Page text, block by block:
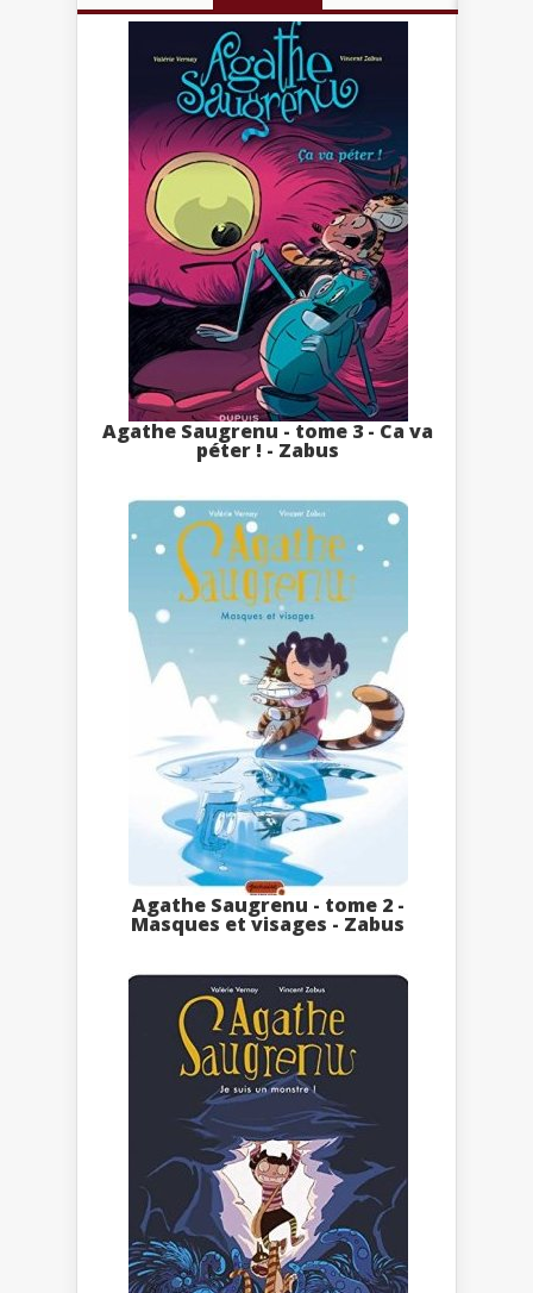
Agathe Saugrenu - tome 3 - Ca va
péter ! - Zabus
Agathe Saugrenu - tome 2 -
Masques et visages - Zabus